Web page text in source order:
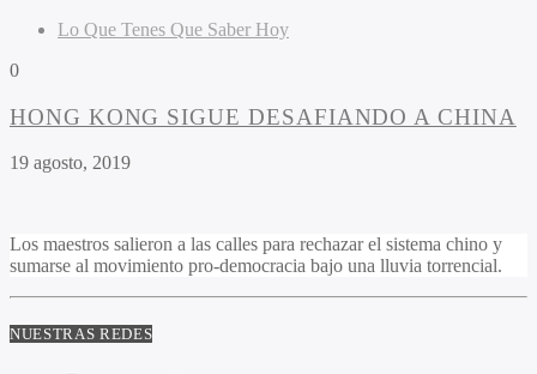
Lo Que Tenes Que Saber Hoy
0
HONG KONG SIGUE DESAFIANDO A CHINA
19 agosto, 2019
Los maestros salieron a las calles para rechazar el sistema chino y
sumarse al movimiento pro-democracia bajo una lluvia torrencial.
NUESTRAS REDES